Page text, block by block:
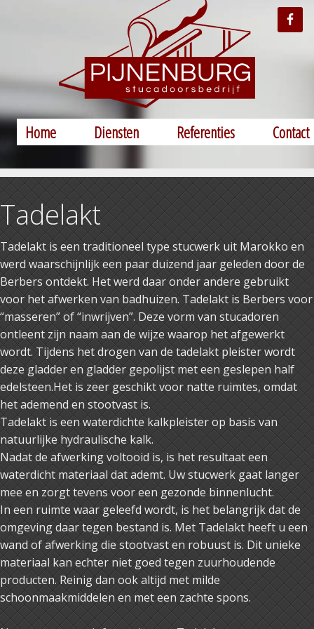
Contact
Referenties
Diensten
Home
Tadelakt
Tadelakt is een traditioneel type stucwerk uit Marokko en
werd waarschijnlijk een paar duizend jaar geleden door de
Berbers ontdekt. Het werd daar onder andere gebruikt
voor het afwerken van badhuizen. Tadelakt is Berbers voor
“masseren” of “inwrijven”. Deze vorm van stucadoren
ontleent zijn naam aan de wijze waarop het afgewerkt
wordt. Tijdens het drogen van de tadelakt pleister wordt
deze gladder en gladder gepolijst met een geslepen half
edelsteen.Het is zeer geschikt voor natte ruimtes, omdat
het ademend en stootvast is.
Tadelakt is een waterdichte kalkpleister op basis van
natuurlijke hydraulische kalk.
Nadat de afwerking voltooid is, is het resultaat een
waterdicht materiaal dat ademt. Uw stucwerk gaat langer
mee en zorgt tevens voor een gezonde binnenlucht.
In een ruimte waar geleefd wordt, is het belangrijk dat de
omgeving daar tegen bestand is. Met Tadelakt heeft u een
wand of afwerking die stootvast en robuust is. Dit unieke
materiaal kan echter niet goed tegen zuurhoudende
producten. Reinig dan ook altijd met milde
schoonmaakmiddelen en met een zachte spons.